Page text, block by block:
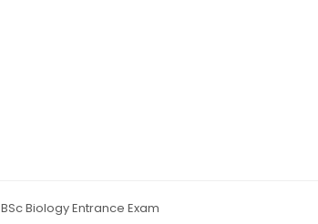
BSc Biology Entrance Exam